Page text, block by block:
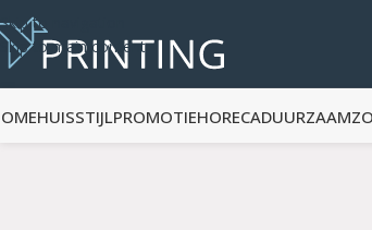
Skip to navigation
Skip to main content
HUISSTIJLPROMOTIEHORECADUURZAAM